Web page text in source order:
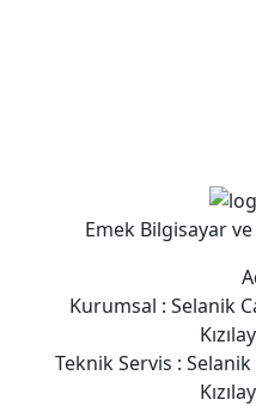
Emek Bilgisayar
Kurumsal : Selanik
Teknik Servis :